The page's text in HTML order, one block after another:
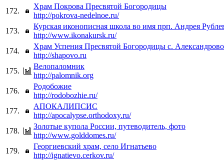
172.
Храм Покрова Пресвятой Богородицы
http://pokrova-nedelnoe.ru/
173.
Курская иконописная школа во имя прп. Андрея
http://www.ikonakursk.ru/
174.
Храм Успения Пресвятой Богородицы с.
http://shapovo.ru
175.
Велопаломник
http://palomnik.org
176.
Родобожие
http://rodobozhie.ru/
177.
АПОКАЛИПСИС
http://apocalypse.orthodoxy.ru/
178.
Золотые купола России, путеводитель, фото
http://www.golddomes.ru/
179.
Георгиевский храм, село Игнатьево
http://ignatievo.cerkov.ru/